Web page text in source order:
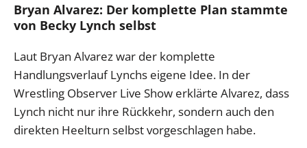
Bryan Alvarez: Der komplette Plan stammte
von Becky Lynch selbst
Laut Bryan Alvarez war der komplette
Handlungsverlauf Lynchs eigene Idee. In der
Wrestling Observer Live Show erklärte Alvarez, dass
Lynch nicht nur ihre Rückkehr, sondern auch den
direkten Heelturn selbst vorgeschlagen habe.